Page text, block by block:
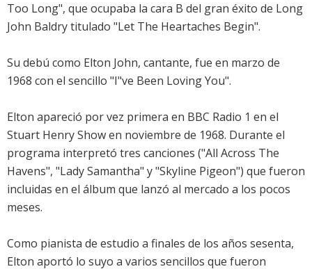
Too Long", que ocupaba la cara B del gran éxito de Long
John Baldry titulado "Let The Heartaches Begin".
Su debú como Elton John, cantante, fue en marzo de
1968 con el sencillo "I"ve Been Loving You".
Elton apareció por vez primera en BBC Radio 1 en el
Stuart Henry Show en noviembre de 1968. Durante el
programa interpretó tres canciones ("All Across The
Havens", "Lady Samantha" y "Skyline Pigeon") que fueron
incluidas en el álbum que lanzó al mercado a los pocos
meses.
Como pianista de estudio a finales de los años sesenta,
Elton aportó lo suyo a varios sencillos que fueron